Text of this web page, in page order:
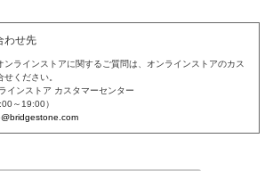
わせ先
ンラインストアに関するご質問は、オンラインストアのカス
ください。
インストア カスタマーセンター
～19:00）